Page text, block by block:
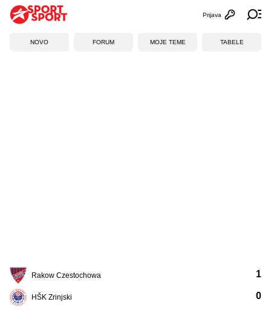
Otvori
Prijava
NOVO FORUM MOJE TEME TABELE
Rakow Czestochowa
HŠK Zrinjski
1
0